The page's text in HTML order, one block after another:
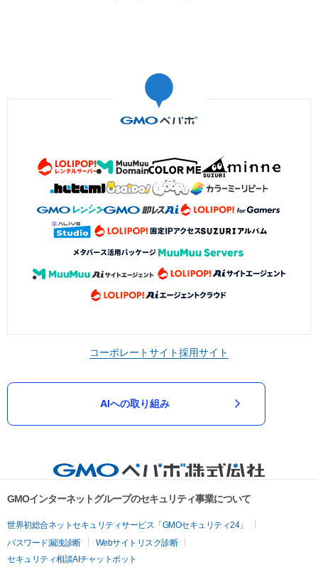
コーポレートサイト採用サイト
AIへの取り組み
GMOインターネットグループのセキュリティ事業について
世界初総合ネットセキュリティサービス「GMOセキュリティ24」
パスワード漏洩診断
Webサイトリスク診断
セキュリティ相談AIチャットボット